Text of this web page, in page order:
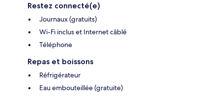
Restez connecté(e)
Journaux (gratuits)
Wi-Fi inclus et Internet câblé
Téléphone
Repas et boissons
Réfrigérateur
Eau embouteillée (gratuite)